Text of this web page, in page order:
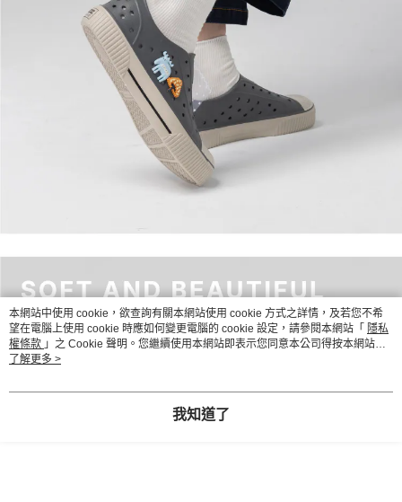
本網站中使用 cookie，欲查詢有關本網站使用 cookie 方式之詳情，及若您不希
望在電腦上使用 cookie 時應如何變更電腦的 cookie 設定，請參閱本網站「 隱私
權條款 」之 Cookie 聲明。您繼續使用本網站即表示您同意本公司得按本網站使
用條款之 Cookie 聲明使用 cookie。
了解更多 >
我知道了